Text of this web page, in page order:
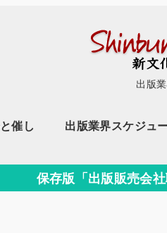
出版
催し 出版業界スケジュ
保存版「出版販売会